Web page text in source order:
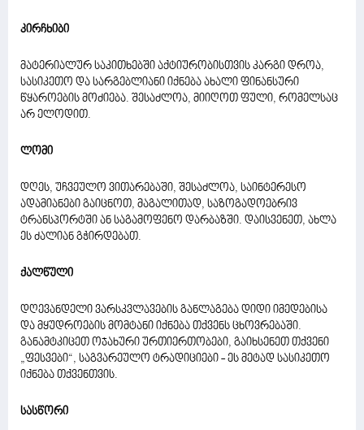
კირჩხიბი
მატერიალურ საკითხებში აქტიურობისთვის კარგი დროა,
სასიკეთო და სარგებლიანი იქნება ახალი ფინანსური
წყაროების მოძიება. შესაძლოა, მიიღოთ ფული, რომელსაც
არ ელოდით.
ლომი
დღეს, უჩვეულო ვითარებაში, შესაძლოა, საინტერესო
ადამიანები გაიცნოთ, მაგალითად, საზოგადოებრივ
ტრანსპორტში ან საგამოფენო დარბაზში. დაისვენეთ, ახლა
ეს ძალიან გჭირდებათ.
ქალწული
დღევანდელი ვარსკვლავების განლაგება დიდი იმედებისა
და მყუდროების მომტანი იქნება თქვენს ცხოვრებაში.
განამტკიცეთ ოჯახური ურთიერთობები, გაიხსენეთ თქვენი
„ფესვები“, საგვარეულო ტრადიციები - ეს მეტად სასიკეთო
იქნება თქვენთვის.
სასწორი